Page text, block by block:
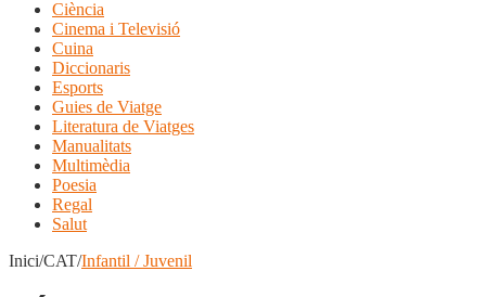
Ciència
Cinema i Televisió
Cuina
Diccionaris
Esports
Guies de Viatge
Literatura de Viatges
Manualitats
Multimèdia
Poesia
Regal
Salut
Inici/CAT/Infantil / Juvenil